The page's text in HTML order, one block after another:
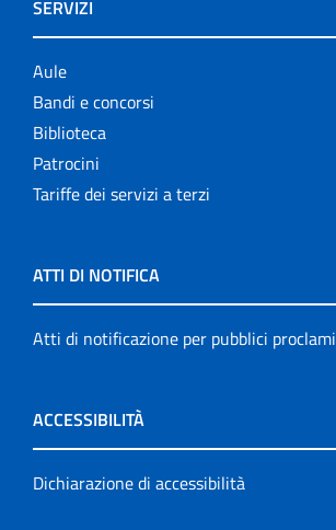
SERVIZI
Aule
Bandi e concorsi
Biblioteca
Patrocini
Tariffe dei servizi a terzi
ATTI DI NOTIFICA
Atti di notificazione per pubblici proclami
ACCESSIBILITÀ
Dichiarazione di accessibilità